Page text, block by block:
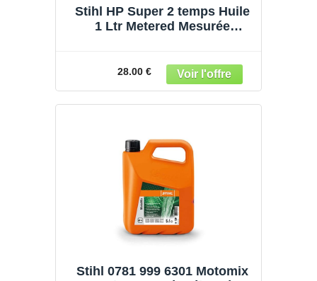
Stihl HP Super 2 temps Huile
1 Ltr Metered Mesurée
28.00 €
Stihl 0781 999 6301 Motomix